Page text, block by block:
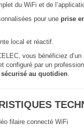
du WiFi et de
pour une prise
local et réactif.
vous bénéficiez d’un
configuré par un
au quotidien
filaire connecté WiFi